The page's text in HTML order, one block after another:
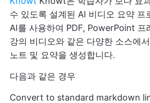
수 있도록 설계된 AI 비디오 요약 프
AI를 사용하여 PDF, PowerPoint 프
강의 비디오와 같은 다양한 소스에
노트 및 요약을 생성합니다.
다음과 같은 경우
Convert to standard markdown